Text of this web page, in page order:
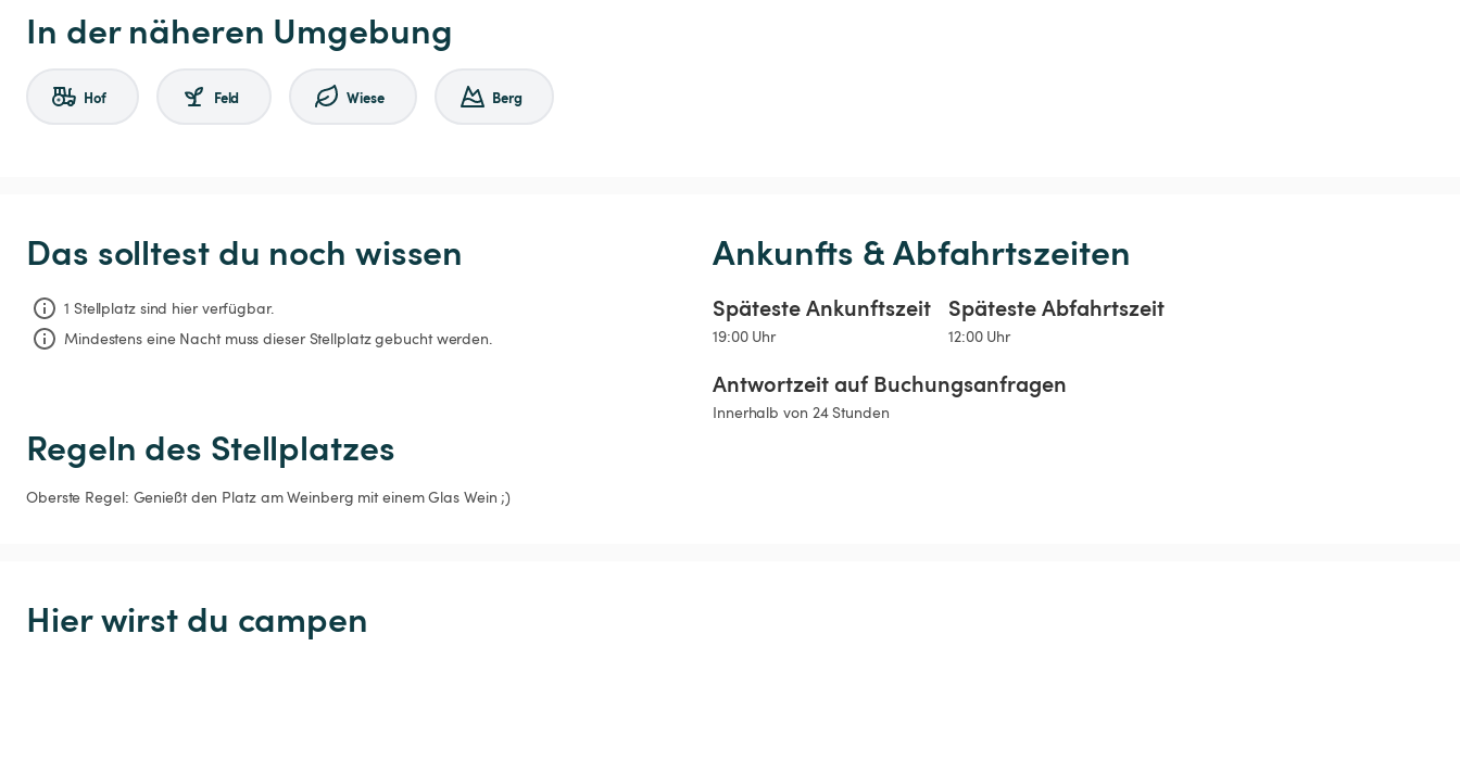
In der näheren Umgebung
Hof Feld Wiese Berg
Das solltest du noch wissen
1 Stellplatz sind hier verfügbar.
Mindestens eine Nacht muss dieser Stellplatz gebucht werden.
Ankunfts & Abfahrtszeiten
Späteste Ankunftszeit
19:00 Uhr
Späteste Abfahrtszeit
12:00 Uhr
Antwortzeit auf Buchungsanfragen
Innerhalb von 24 Stunden
Regeln des Stellplatzes
Oberste Regel: Genießt den Platz am Weinberg mit einem Glas Wein ;)
Hier wirst du campen